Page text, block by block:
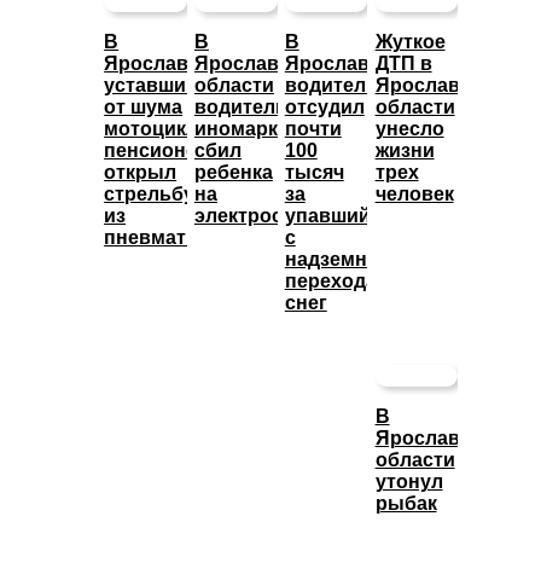
В
Ярославле
уставший
от шума
мотоциклов
пенсионер
открыл
стрельбу
из
пневматики
В
Ярославской
области
водитель
иномарки
сбил
ребенка
на
электросамокате
В
Ярославле
водитель
отсудил
почти
100
тысяч
за
упавший
с
надземного
перехода
снег
Жуткое
ДТП в
Ярославской
области
унесло
жизни
трех
человек
В
Ярославской
области
утонул
рыбак